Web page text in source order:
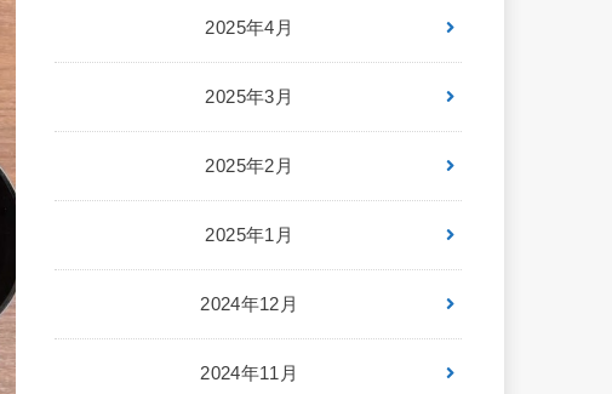
2025年4月
2025年3月
2025年2月
2025年1月
2024年12月
2024年11月